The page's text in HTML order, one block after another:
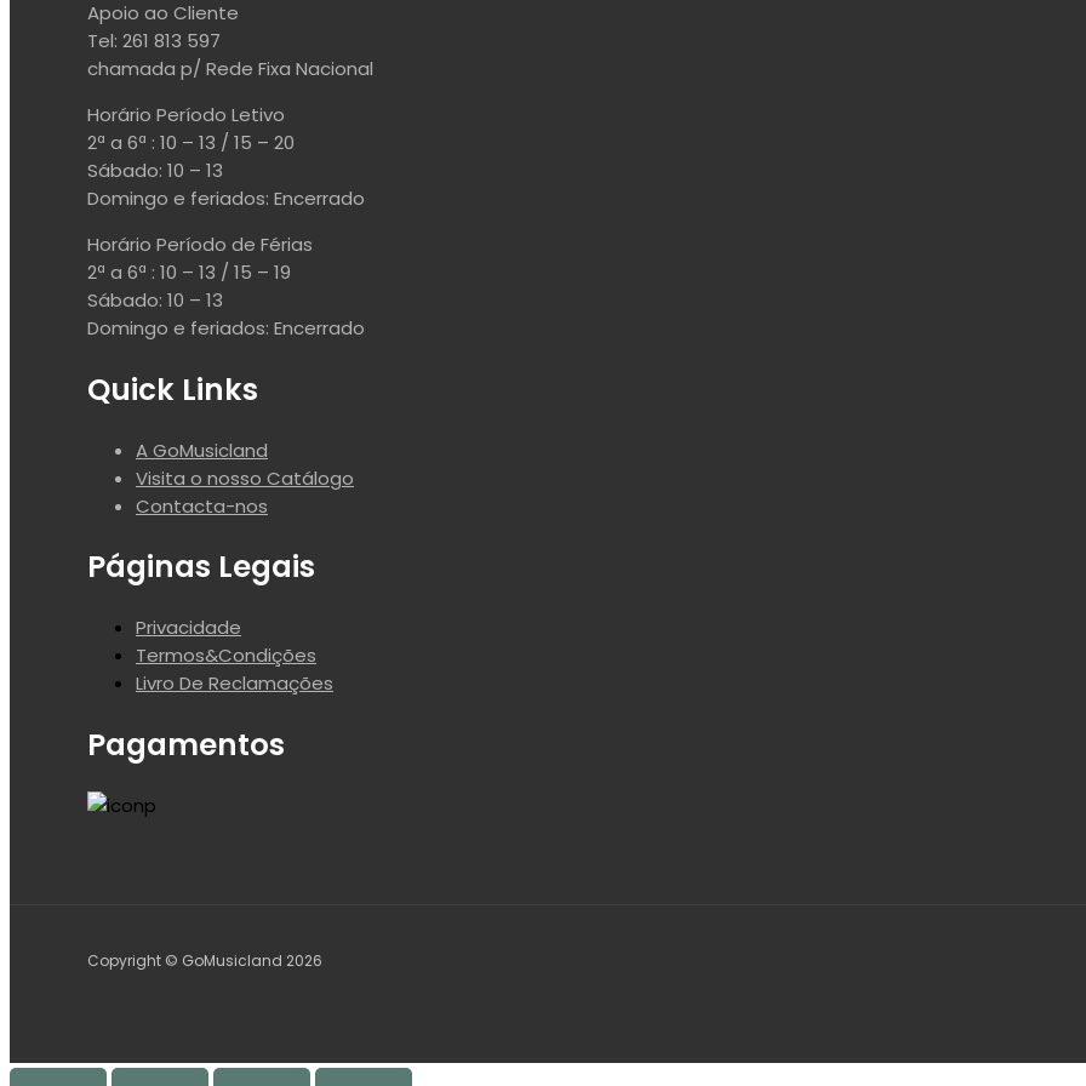
Apoio ao Cliente
Tel: 261 813 597
chamada p/ Rede Fixa Nacional
Horário Período Letivo
2ª a 6ª : 10 – 13 / 15 – 20
Sábado: 10 – 13
Domingo e feriados: Encerrado
Horário Período de Férias
2ª a 6ª : 10 – 13 / 15 – 19
Sábado: 10 – 13
Domingo e feriados: Encerrado
Quick Links
A GoMusicland
Visita o nosso Catálogo
Contacta-nos
Páginas Legais
Privacidade
Termos&Condições
Livro De Reclamações
Pagamentos
Copyright © GoMusicland 2026